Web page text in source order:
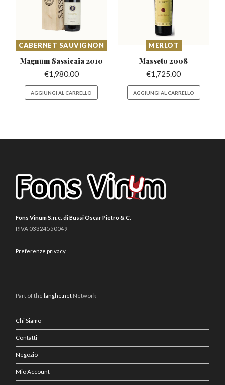
CABERNET SAUVIGNON
Magnum Sassicaia 2010
€1,980.00
AGGIUNGI AL CARRELLO
MERLOT
Masseto 2008
€1,725.00
AGGIUNGI AL CARRELLO
Fons Vinum S.n.c. di Bussi Oscar Pietro & C.
P.IVA 03324550049
Preferenze privacy
Part of thelanghe.net Network
Chi Siamo
Contatti
Negozio
Mio Account